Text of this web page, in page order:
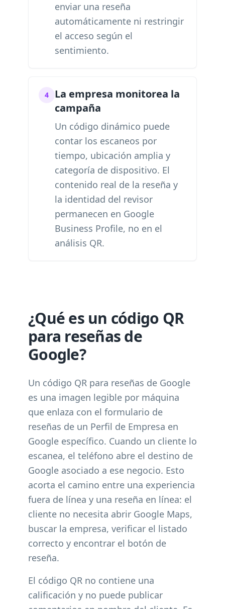
enviar una reseña
automáticamente ni restringir
el acceso según el
sentimiento.
4
La empresa monitorea la
campaña
Un código dinámico puede
contar los escaneos por
tiempo, ubicación amplia y
categoría de dispositivo. El
contenido real de la reseña y
la identidad del revisor
permanecen en Google
Business Profile, no en el
análisis QR.
¿Qué es un código QR
para reseñas de
Google?
Un código QR para reseñas de Google
es una imagen legible por máquina
que enlaza con el formulario de
reseñas de un Perfil de Empresa en
Google específico. Cuando un cliente lo
escanea, el teléfono abre el destino de
Google asociado a ese negocio. Esto
acorta el camino entre una experiencia
fuera de línea y una reseña en línea: el
cliente no necesita abrir Google Maps,
buscar la empresa, verificar el listado
correcto y encontrar el botón de
reseña.
El código QR no contiene una
calificación y no puede publicar